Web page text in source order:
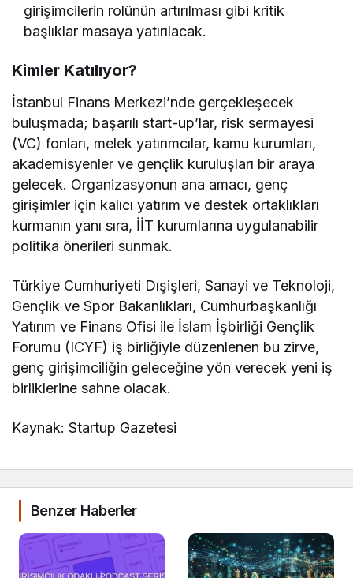
girişimcilerin rolünün artırılması gibi kritik
başlıklar masaya yatırılacak.
Kimler Katılıyor?
İstanbul Finans Merkezi’nde gerçekleşecek
buluşmada; başarılı start-up’lar, risk sermayesi
(VC) fonları, melek yatırımcılar, kamu kurumları,
akademisyenler ve gençlik kuruluşları bir araya
gelecek. Organizasyonun ana amacı, genç
girişimler için kalıcı yatırım ve destek ortaklıkları
kurmanın yanı sıra, İİT kurumlarına uygulanabilir
politika önerileri sunmak.
Türkiye Cumhuriyeti Dışişleri, Sanayi ve Teknoloji,
Gençlik ve Spor Bakanlıkları, Cumhurbaşkanlığı
Yatırım ve Finans Ofisi ile İslam İşbirliği Gençlik
Forumu (ICYF) iş birliğiyle düzenlenen bu zirve,
genç girişimciliğin geleceğine yön verecek yeni iş
birliklerine sahne olacak.
Kaynak: Startup Gazetesi
Benzer Haberler